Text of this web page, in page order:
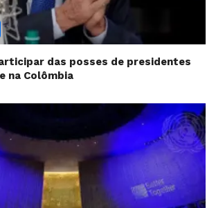
das posses de presidentes
na Colômbia